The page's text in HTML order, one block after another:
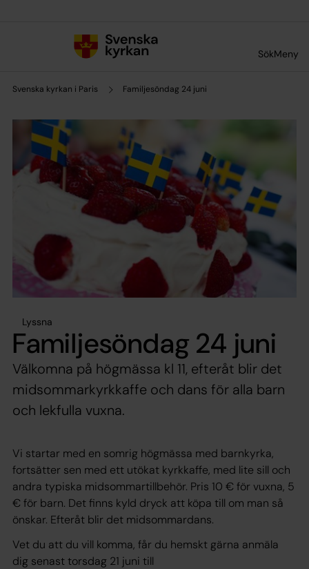
SökMeny
Svenska kyrkan i Paris Familjesöndag 24 juni
Lyssna
Familjesöndag 24 juni
Välkomna på högmässa kl 11, efteråt blir det
midsommarkyrkkaffe och dans för alla barn
och lekfulla vuxna.
Vi startar med en somrig högmässa med barnkyrka,
fortsätter sen med ett utökat kyrkkaffe, med lite sill och
andra typiska midsommartillbehör. Pris 10 € för vuxna, 5
€ för barn. Det finns kyld dryck att köpa till om man så
önskar. Efteråt blir det midsommardans.
Vet du att du vill komma, får du hemskt gärna anmäla
dig senast torsdag 21 juni till